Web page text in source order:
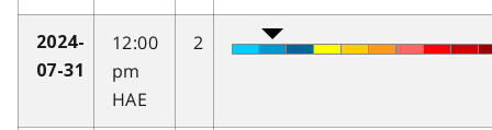
2024-
07-31
12:00
pm
HAE
2